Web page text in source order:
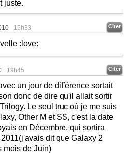
juste.
15h33 Citer
:love:
19h45 Citer
un jour de différence sortait
donc de dire qu'il allait sortir
Le seul truc où je me suis
Other M et SS, c'est la date
en Décembre, qui sortira
dit que Galaxy 2
mois de Juin)